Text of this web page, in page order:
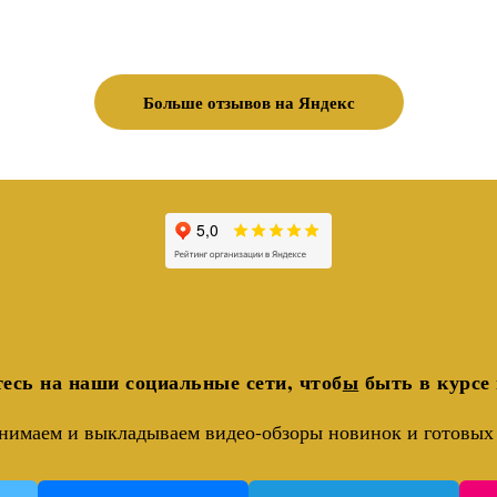
Больше отзывов на Яндекс
на наши социальные сети, чтобы быть в курсе
и выкладываем видео-обзоры новинок и готовых